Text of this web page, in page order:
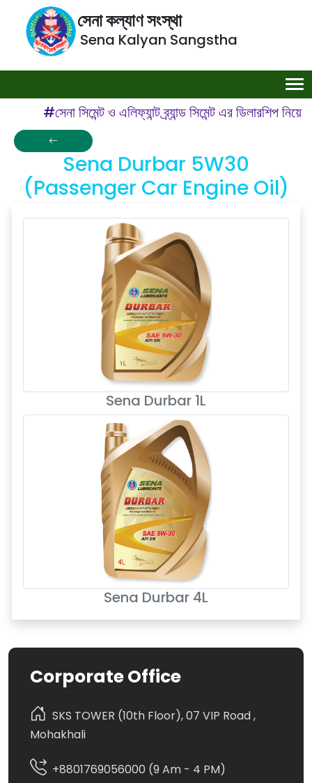
সেনা কল্যাণ সংস্থা
Sena Kalyan Sangstha
#সেনা সিমেন্ট ও এলিফ্যান্ট ব্র্যান্ড সিমেন্ট এর ডিলারশিপ
Sena Durbar 5W30
(Passenger Car Engine Oil)
Sena Durbar 1L
Sena Durbar 4L
Corporate Office
SKS TOWER (10th Floor), 07 VIP Road ,
Mohakhali
+8801769056000 (9 Am - 4 PM)